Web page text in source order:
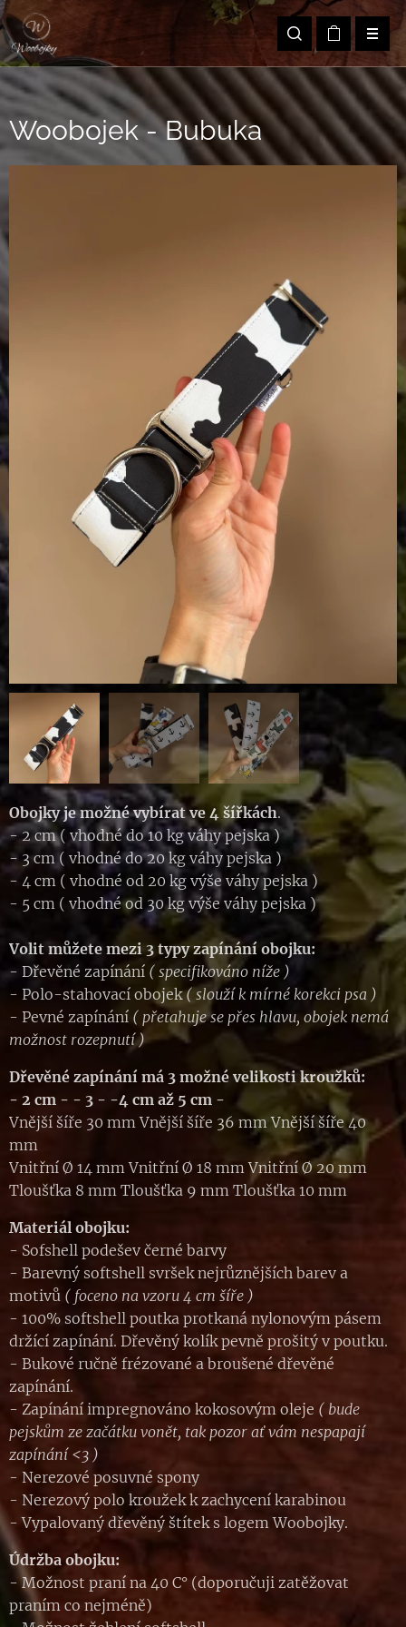
Woobojek - Bubuka
Obojky je možné vybírat ve 4 šířkách.
- 2 cm ( vhodné do 10 kg váhy pejska )
- 3 cm ( vhodné do 20 kg váhy pejska )
- 4 cm ( vhodné od 20 kg výše váhy pejska )
- 5 cm ( vhodné od 30 kg výše váhy pejska )
Volit můžete mezi 3 typy zapínání obojku:
- Dřevěné zapínání ( specifikováno níže )
- Polo-stahovací obojek( slouží k mírné korekci psa )
- Pevné zapínání ( přetahuje se přes hlavu, obojek nemá
možnost rozepnutí )
Dřevěné zapínání má 3 možné velikosti kroužků:
- 2 cm - - 3 - -4 cm až 5 cm -
Vnější šíře 30 mm Vnější šíře 36 mm Vnější šíře 40
mm
Vnitřní Ø 14 mm Vnitřní Ø 18 mm Vnitřní Ø 20 mm
Tloušťka 8 mm Tloušťka 9 mm Tloušťka 10 mm
Materiál obojku:
- Sofshell podešev černé barvy
- Barevný softshell svršek nejrůznějších barev a
motivů ( foceno na vzoru 4 cm šíře )
- 100% softshell poutka protkaná nylonovým pásem
držící zapínání. Dřevěný kolík pevně prošitý v poutku.
- Bukové ručně frézované a broušené dřevěné
zapínání.
- Zapínání impregnováno kokosovým oleje ( bude
pejskům ze začátku vonět, tak pozor ať vám nespapají
zapínání <3 )
- Nerezové posuvné spony
- Nerezový polo kroužek k zachycení karabinou
- Vypalovaný dřevěný štítek s logem Woobojky.
Údržba obojku:
- Možnost praní na 40 C° (doporučuji zatěžovat
praním co nejméně)